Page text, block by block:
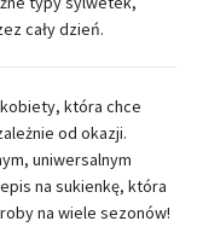
cały dzień.
która chce
od okazji.
uniwersalnym
na sukienkę, która
na wiele sezonów!